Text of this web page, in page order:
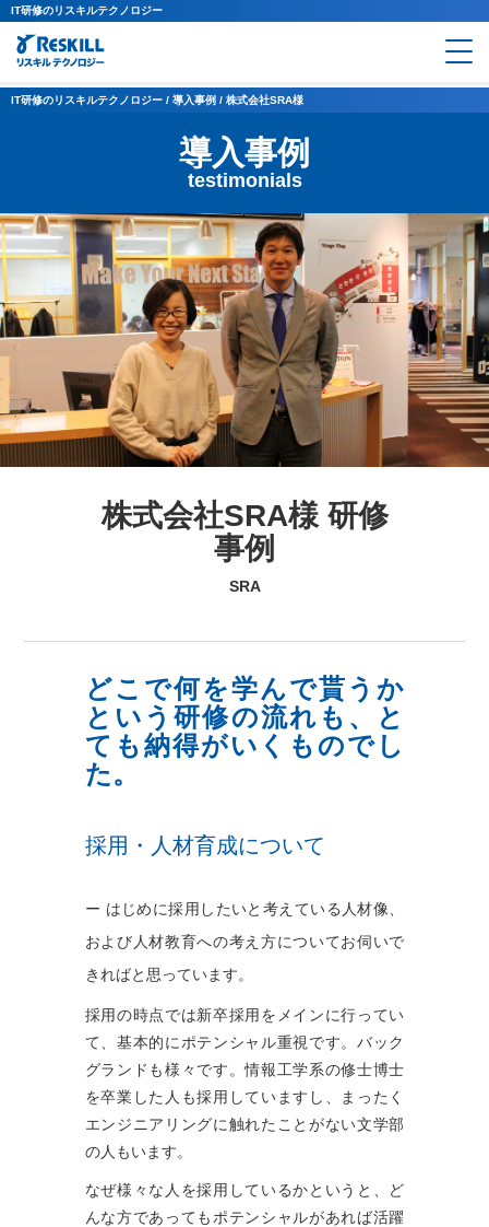
IT研修のリスキルテクノロジー
IT研修のリスキルテクノロジー / 導入事例 / 株式会社SRA様
導入事例
testimonials
株式会社SRA様 研修
事例
SRA
どこで何を学んで貰うか
という研修の流れも、と
ても納得がいくものでし
た。
採用・人材育成について
ー はじめに採用したいと考えている人材像、
および人材教育への考え方についてお伺いで
きればと思っています。
採用の時点では新卒採用をメインに行ってい
て、基本的にポテンシャル重視です。バック
グランドも様々です。情報工学系の修士博士
を卒業した人も採用していますし、まったく
エンジニアリングに触れたことがない文学部
の人もいます。
なぜ様々な人を採用しているかというと、ど
んな方であってもポテンシャルがあれば活躍